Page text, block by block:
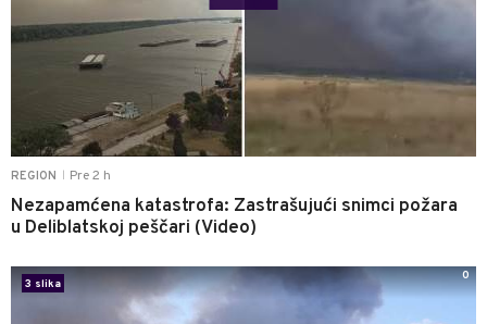
REGION Pre 2 h
Nezapamćena katastrofa: Zastrašujući snimci požara
u Deliblatskoj peščari (Video)
3 slika
0